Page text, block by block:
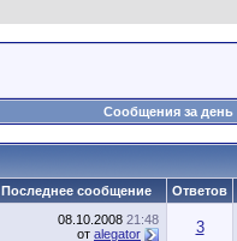
Сообщения за день
Последнее сообщение Ответов
08.10.2008 21:48
от alegator 3